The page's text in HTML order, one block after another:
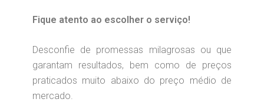
Fique atento ao escolher o serviço!
Desconfie de promessas milagrosas ou que
garantam resultados, bem como de preços
praticados muito abaixo do preço médio de
mercado.